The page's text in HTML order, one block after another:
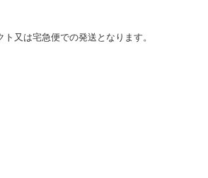
又は宅急便での発送となります。